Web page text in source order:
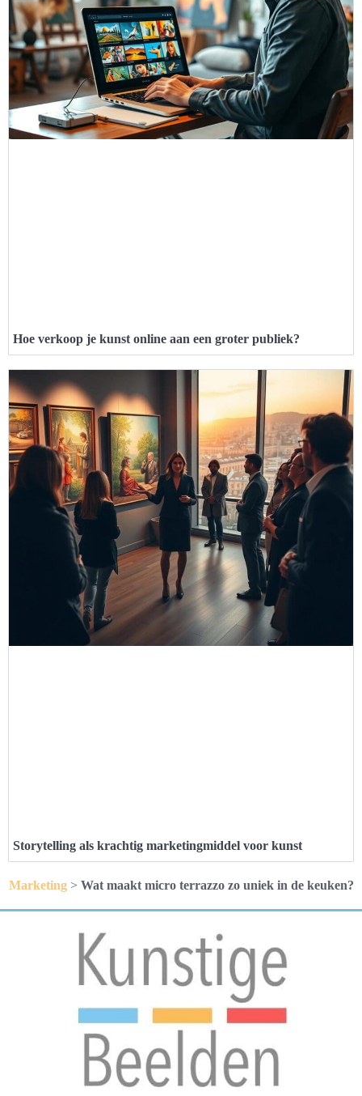
Hoe verkoop je kunst online aan een groter publiek?
Storytelling als krachtig marketingmiddel voor kunst
Marketing> Wat maakt micro terrazzo zo uniek in de keuken?